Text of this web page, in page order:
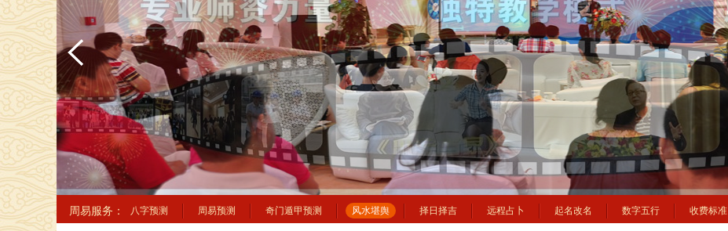
周易服务： 八字预测 周易预测 奇门遁甲预测 风水堪舆 择日择吉 远程占卜 起名改名 数字五行 收费标准